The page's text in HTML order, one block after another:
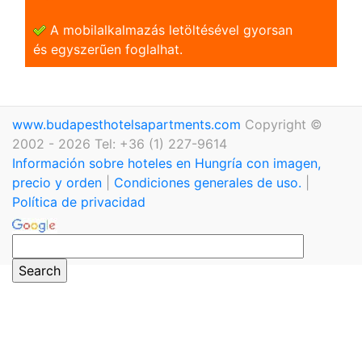
A mobilalkalmazás letöltésével gyorsan
és egyszerũen foglalhat.
www.budapesthotelsapartments.com Copyright ©
2002 - 2026 Tel: +36 (1) 227-9614
Información sobre hoteles en Hungría con imagen,
precio y orden
Condiciones generales de uso.
Política de privacidad